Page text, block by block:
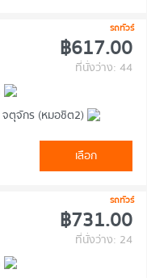
รถทัวร์
฿617.00
ที่นั่งว่าง: 44
ตุจักร (หมอชิต2)
เลือก
รถทัวร์
฿731.00
ที่นั่งว่าง: 24